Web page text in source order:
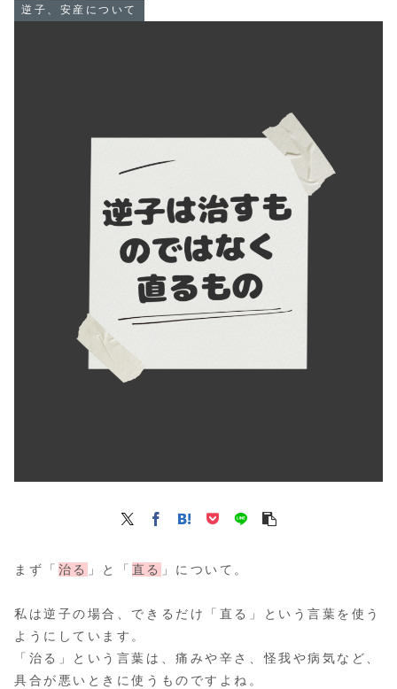
逆子、安産について
まず「 治る 」と「 直る 」について。
私は逆子の場合、できるだけ「直る」という言葉を使う
ようにしています。
「治る」という言葉は、痛みや辛さ、怪我や病気など、
具合が悪いときに使うものですよね。